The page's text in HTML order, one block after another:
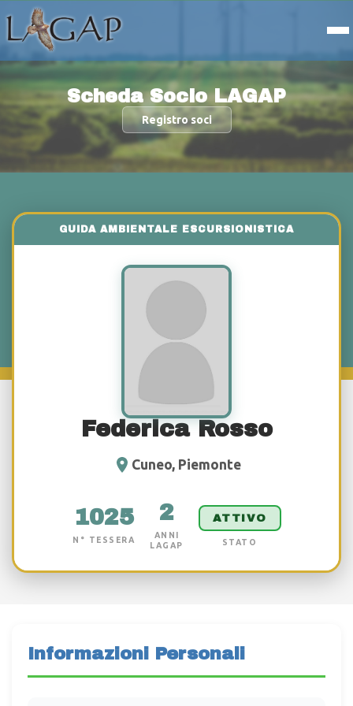
Scheda Socio LAGAP
Registro soci
Federica Rosso
Cuneo, Piemonte
1025
N° TESSERA
2
ANNI
LAGAP
ATTIVO
STATO
Informazioni Personali